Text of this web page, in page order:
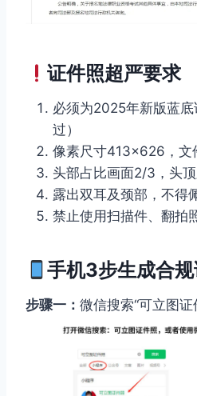
证件照超严要求
必须为2025年新版蓝
过）
像素尺寸413×626，
头部占比画面2/3，头
露出双耳及颈部，不得
禁止使用扫描件、翻拍
手机3步生成合
步骤一： 微信搜索“可立图证